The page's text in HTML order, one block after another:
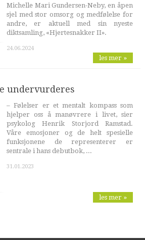
Michelle Mari Gundersen-Neby, en åpen
sjel med stor omsorg og medfølelse for
andre, er aktuell med sin nyeste
diktsamling, «Hjertesnakker II».
24.06.2024
les mer »
undervurderes
– Følelser er et mentalt kompass som
hjelper oss å manøvrere i livet, sier
psykolog Henrik Storjord Ramstad.
Våre emosjoner og de helt spesielle
funksjonene de representerer er
sentrale i hans debutbok, ...
31.01.2023
les mer »